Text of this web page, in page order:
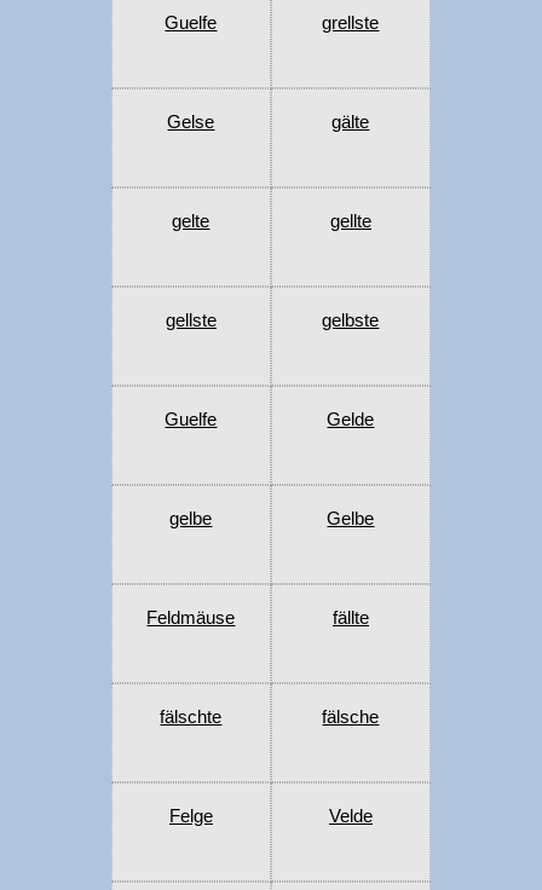
Guelfe grellste
Gelse gälte
gelte gellte
gellste gelbste
Guelfe Gelde
gelbe Gelbe
Feldmäuse fällte
fälschte fälsche
Felge Velde